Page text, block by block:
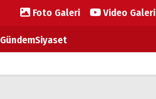
Foto Galeri Video Galeri
GündemSiyaset